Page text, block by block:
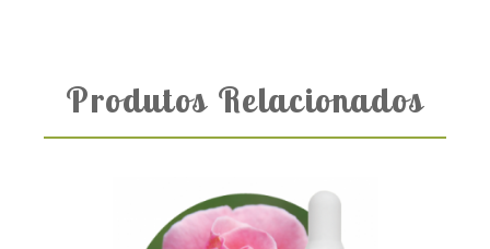
Produtos Relacionados